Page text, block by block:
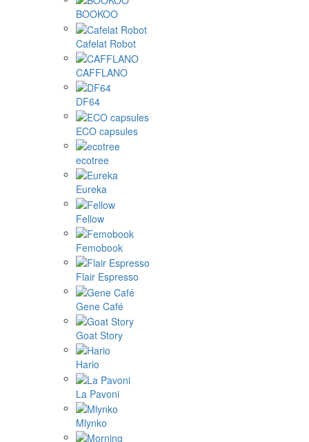
BOOKOO
Cafelat Robot
CAFFLANO
DF64
ECO capsules
ecotree
Eureka
Fellow
Femobook
Flair Espresso
Gene Café
Goat Story
Hario
La Pavoni
Mlynko